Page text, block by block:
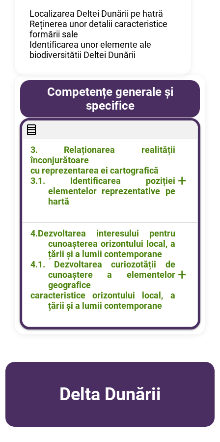
Localizarea Deltei Dunării pe hatră
Reținerea unor detalii caracteristice
formării sale
Identificarea unor elemente ale
biodiversitătii Deltei Dunării
Competențe generale și
specifice
3. Relaționarea
realității
înconjurătoare
cu reprezentarea ei cartografică
3.1. Identificarea poziției
elementelor reprezentative pe
hartă
+
4.Dezvoltarea interesului
pentru
cunoașterea orizontului local, a
țării și a lumii contemporane
4.1. Dezvoltarea curiozotății de
cunoaștere a elementelor
geografice
caracteristice orizontului local, a
țării și a lumii contemporane
+
Delta Dunării